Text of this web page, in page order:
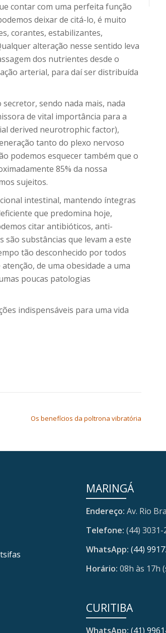
contar com uma perfeita função
deixar de citá-lo, é muito
corantes, estabilizantes,
alteração nesse sentido leva
dos nutrientes desde o
arterial, para daí ser distribuída
sendo nada mais, nada
de vital importância para a
derived neurotrophic factor),
tanto do plexo nervoso
podemos esquecer também que o
85% da nossa
sujeitos.
intestinal, mantendo íntegras
que predomina hoje,
citar antibióticos, anti-
são substâncias que levam a este
tão desconhecido por todos
de uma obesidade a uma
poucas patologias
indispensáveis para uma vida
Os benefícios da poltrona vibratória
MARINGÁ
Endereço: Av. Rio
Telefone: (44) 3031-
WhatsApp: (44)
Horário: 08h às 17h
CURITIBA
WhatsApp: (41)